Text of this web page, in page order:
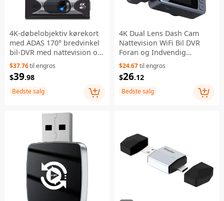
4K-døbelobjektiv kørekort
med ADAS 170° bredvinkel
bil-DVR med nattevision og
G-sensor
$37.76til engros
$39.98
Bedste salg
4K Dual Lens Dash Cam
Nattevision WiFi Bil DVR
Foran og Indvendig
Kameraoptager med 360
Grader Roterbar Linse
$24.67til engros
$26.12
Bedste salg